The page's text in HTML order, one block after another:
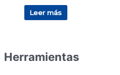
Leer más
Herramientas